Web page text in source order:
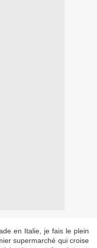
en Italie, je fais le plein
supermarché qui croise